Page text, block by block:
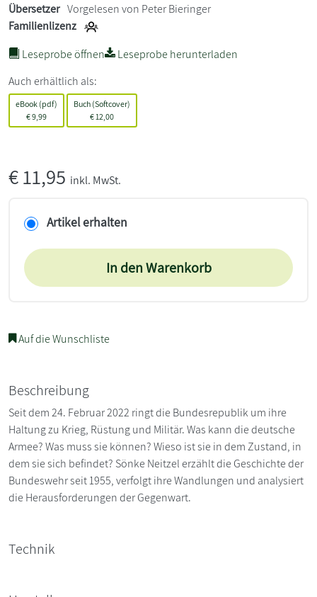
Übersetzer Vorgelesen von Peter Bieringer
Familienlizenz
Leseprobe öffnen
Leseprobe herunterladen
Auch erhältlich als:
eBook (pdf)
€9,99
Buch (Softcover)
€ 12,00
€11,95 inkl. MwSt.
Artikel erhalten
In den Warenkorb
Auf die Wunschliste
Beschreibung
Seit dem 24. Februar 2022 ringt die Bundesrepublik um ihre
Haltung zu Krieg, Rüstung und Militär. Was kann die deutsche
Armee? Was muss sie können? Wieso ist sie in dem Zustand, in
dem sie sich befindet? Sönke Neitzel erzählt die Geschichte der
Bundeswehr seit 1955, verfolgt ihre Wandlungen und analysiert
die Herausforderungen der Gegenwart.
Technik